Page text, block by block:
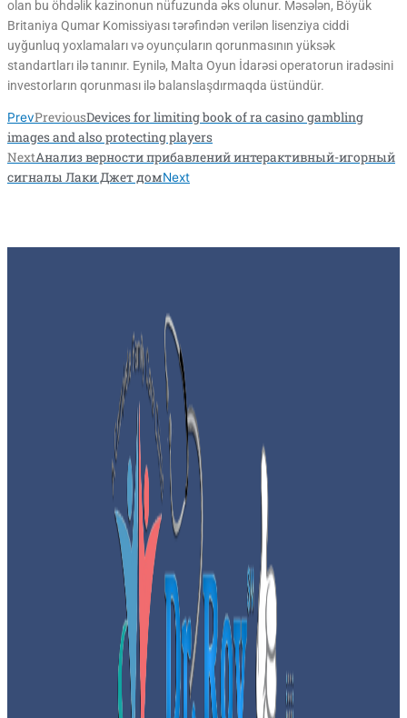
olan bu öhdəlik kazinonun nüfuzunda əks olunur. Məsələn, Böyük
Britaniya Qumar Komissiyası tərəfindən verilən lisenziya ciddi
uyğunluq yoxlamaları və oyunçuların qorunmasının yüksək
standartları ilə tanınır. Eynilə, Malta Oyun İdarəsi operatorun iradəsini
investorların qorunması ilə balanslaşdırmaqda üstündür.
PrevPreviousDevices for limiting book of ra casino gambling
images and also protecting players
NextАнализ верности прибавлений интерактивный-игорный
сигналы Лаки Джет домNext